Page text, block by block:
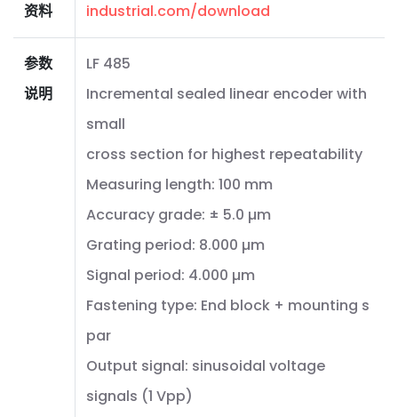
资料
industrial.com/download
参数
说明
LF 485
Incremental sealed linear encoder with
small
cross section for highest repeatability
Measuring length: 100 mm
Accuracy grade: ± 5.0 µm
Grating period: 8.000 µm
Signal period: 4.000 µm
Fastening type: End block + mounting s
par
Output signal: sinusoidal voltage
signals (1 Vpp)